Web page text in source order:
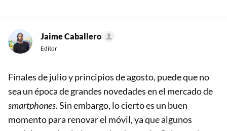
Jaime Caballero
Editor
Finales de julio y principios de agosto, puede que no
sea un época de grandes novedades en el mercado de
smartphones. Sin embargo, lo cierto es un buen
momento para renovar el móvil, ya que algunos